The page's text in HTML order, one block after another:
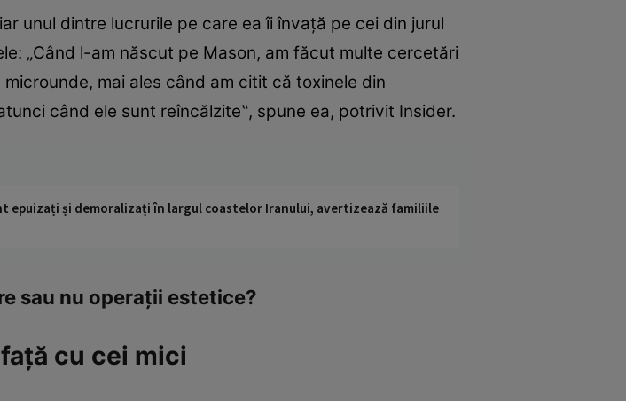
unul dintre lucrurile pe care ea îi învaţă pe cei din jurul
„Când l-am născut pe Mason, am făcut multe cercetări
mai ales când am citit că toxinele din
când ele sunt reîncălzite‟, spune ea, potrivit Insider.
epuizați și demoralizați în largul coastelor Iranului, avertizează familiile
sau nu operaţii estetice?
cu cei mici